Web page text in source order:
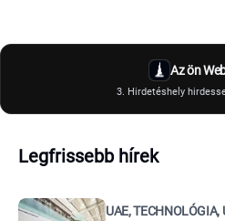
Az ön
3. Hirdetéshely
Legfrissebb hírek
UAE, TECHNOLÓGIA,